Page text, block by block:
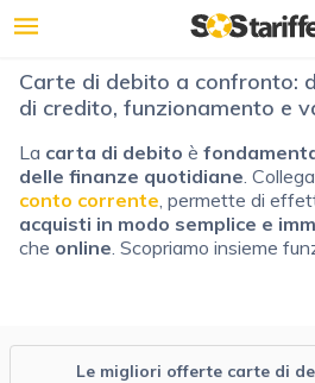
Carte di debito a confronto:
di credito, funzionamento e
La carta di debito è
delle finanze quotidiane.
conto corrente, permette di
acquisti in modo semplice e
che online. Scopriamo insieme
Le migliori offerte carte di